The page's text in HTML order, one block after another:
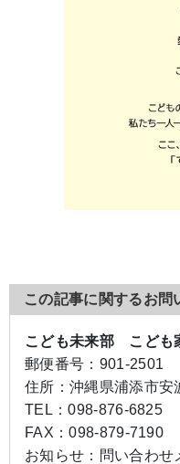
この記事に関するお問
こども未来部 こども
郵便番号： 901-2501
住所： 沖縄県浦添市安
TEL：098-876-6825
FAX：098-879-7190
お知らせ： 問い合わせ